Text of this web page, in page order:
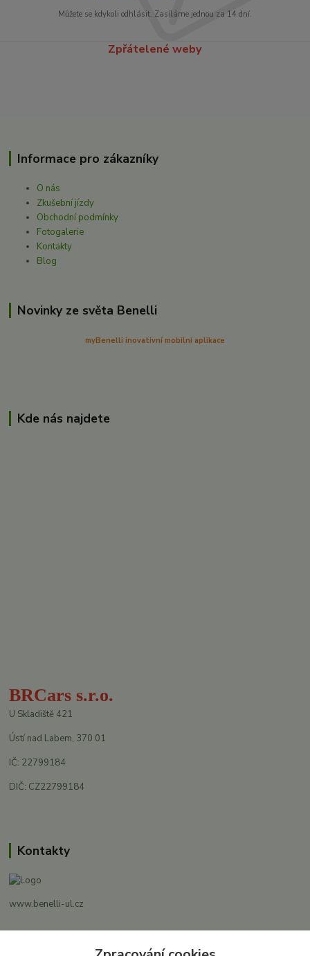
Můžete se kdykoli odhlásit. Zasíláme jednou za 14 dní.
Zpřátelené weby
Informace pro zákazníky
O nás
Zkušební jízdy
Obchodní podmínky
Fotogalerie
Kontakty
Blog
Novinky ze světa Benelli
myBenelli inovativní mobilní aplikace
Kde nás najdete
BRCars s.r.o.
U Skladiště 421
Ústí nad Labem, 370 01
IČ: 22799184
DIČ: CZ22799184
Kontakty
www.benelli-ul.cz